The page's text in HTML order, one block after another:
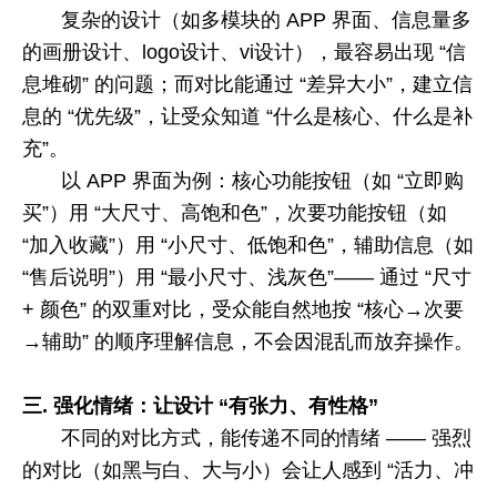
复杂的设计（如多模块的 APP 界面、信息量多
的画册设计、 logo设计、 vi设计），最容易出现 “信
息堆砌” 的问题；而对比能通过 “差异大小”，建立信
息的 “优先级”，让受众知道 “什么是核心、什么是补
充”。
以 APP 界面为例：核心功能按钮（如 “立即购
买”）用 “大尺寸、高饱和色”，次要功能按钮（如
“加入收藏”）用 “小尺寸、低饱和色”，辅助信息（如
“售后说明”）用 “最小尺寸、浅灰色”—— 通过 “尺寸
+ 颜色” 的双重对比，受众能自然地按 “核心→次要
→辅助” 的顺序理解信息，不会因混乱而放弃操作。
三. 强化情绪：让设计 “有张力、有性格”
不同的对比方式，能传递不同的情绪 —— 强烈
的对比（如黑与白、大与小）会让人感到 “活力、冲